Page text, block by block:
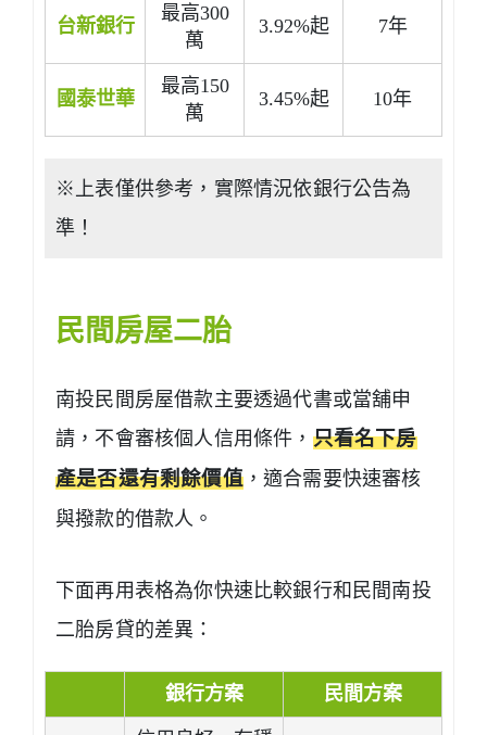
台新銀行
最高300
萬
3.92%起 7年
國泰世華
最高150
萬
3.45%起 10年
※上表僅供參考，實際情況依銀行公告為
準！
民間房屋二胎
南投民間房屋借款主要透過代書或當舖申
請，不會審核個人信用條件， 只看名下房
產是否還有剩餘價值，適合需要快速審核
與撥款的借款人。
下面再用表格為你快速比較銀行和民間南投
二胎房貸的差異：
銀行方案 民間方案